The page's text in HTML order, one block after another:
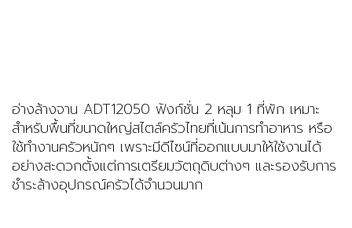
อ่างล้างจาน ADT12050 ฟังก์ชั่น 2 หลุม 1 ที่พัก เหมาะ
สำหรับพื้นที่ขนาดใหญ่สไตล์ครัวไทยที่เน้นการทำอาหาร หรือ
ใช้ทำงานครัวหนักๆ เพราะมีดีไซน์ที่ออกแบบมาให้ใช้งานได้
อย่างสะดวกตั้งแต่การเตรียมวัตถุดิบต่างๆ และรองรับการ
ชำระล้างอุปกรณ์ครัวได้จำนวนมาก